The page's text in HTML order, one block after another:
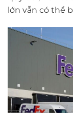
lớn vẫn có thể